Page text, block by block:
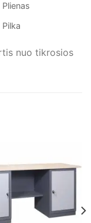
Plienas
Pilka
nuo tikrosios